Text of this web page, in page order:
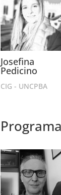
Josefina
Pedicino
CIG - UNCPBA